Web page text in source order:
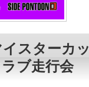
スターカ
ブ走行会